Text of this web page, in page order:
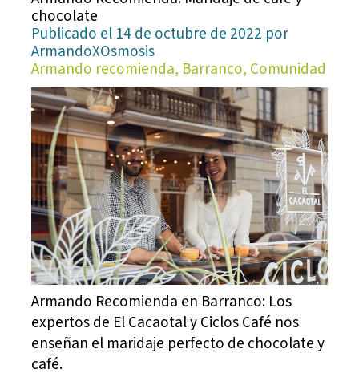
chocolate
Publicado el 14 de octubre de 2022 por
ArmandoXOsmosis
Armando recomienda, Barranco, Comunidad
Armando Recomienda en Barranco: Los
expertos de El Cacaotal y Ciclos Café nos
enseñan el maridaje perfecto de chocolate y
café.